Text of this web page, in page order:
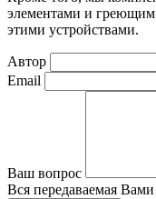
элементами и греющим
этими устройствами.
Автор
Email
Ваш вопрос
Вся передаваемая